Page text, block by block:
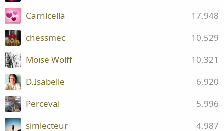
17,948
Carnicella
10,529
chessmec
10,321
Moïse Wolff
6,920
D.Isabelle
5,996
Perceval
4,987
simlecteur